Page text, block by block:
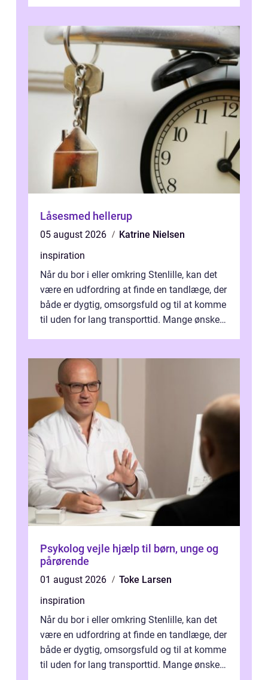
Låsesmed hellerup
05 august 2026
Katrine Nielsen
inspiration
Når du bor i eller omkring Stenlille, kan det
være en udfordring at finde en tandlæge, der
både er dygtig, omsorgsfuld og til at komme
til uden for lang transporttid. Mange ønsker
Psykolog vejle hjælp til børn, unge og
pårørende
01 august 2026
Toke Larsen
inspiration
Når du bor i eller omkring Stenlille, kan det
være en udfordring at finde en tandlæge, der
både er dygtig, omsorgsfuld og til at komme
til uden for lang transporttid. Mange ønsker